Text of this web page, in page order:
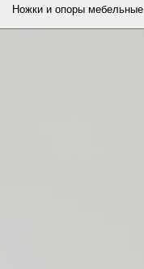
Ножки и опоры мебельные